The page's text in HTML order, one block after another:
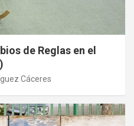
de Reglas en el
Cáceres